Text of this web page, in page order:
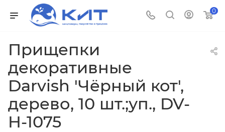
0
Прищепки
декоративные
Darvish 'Чёрный кот',
дерево, 10 шт.;уп., DV-
H-1075